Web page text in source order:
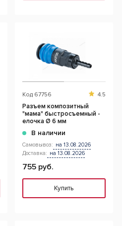
Код 67756 4.5
Разъем композитный
"мама" быстросъемный -
елочка Ø 6 мм
В наличии
Самовывоз: на 13.08.2026
Доставка: на 13.08.2026
755 руб.
Купить